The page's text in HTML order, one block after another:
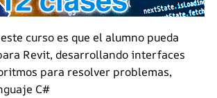
curso es que el alumno pueda
Revit, desarrollando interfaces
para resolver problemas,
C#